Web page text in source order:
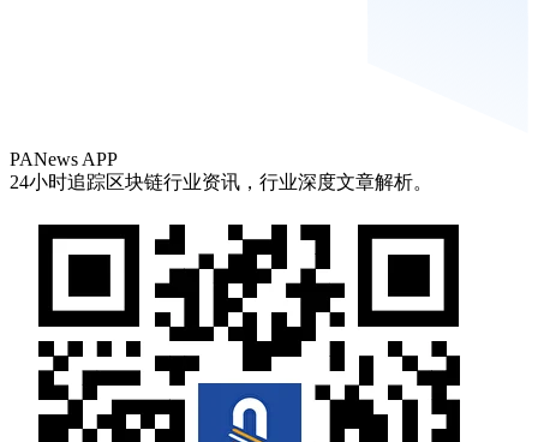
PANews APP
24小时追踪区块链行业资讯，行业深度文章解析。